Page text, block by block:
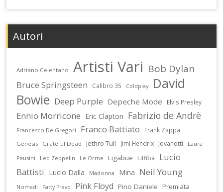
Autori
Adriano Celentano Artisti Vari Bob Dylan
Bruce Springsteen Calibro 35 Coldplay
David
Bowie Deep Purple Depeche Mode Elvis Presley
Ennio Morricone Eric Clapton Fabrizio de Andrè
Francesco De Gregori Franco Battiato Frank Zappa
Genesis Grateful Dead Jethro Tull Jimi Hendrix Jovanotti
Laura
Pausini
Led Zeppelin Le Orme Ligabue Litfiba
Lucio
Battisti
Lucio Dalla Madonna Mina Neil Young
Nomadi Patty Pravo Pink Floyd Pino Daniele
Premiata